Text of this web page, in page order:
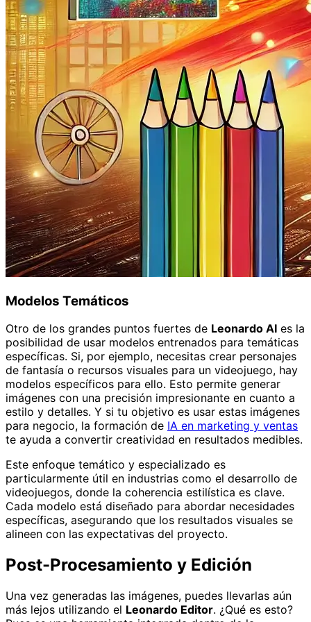
Modelos Temáticos
Otro de los grandes puntos fuertes de Leonardo AI es la
posibilidad de usar modelos entrenados para temáticas
específicas. Si, por ejemplo, necesitas crear personajes
de fantasía o recursos visuales para un videojuego, hay
modelos específicos para ello. Esto permite generar
imágenes con una precisión impresionante en cuanto a
estilo y detalles. Y si tu objetivo es usar estas imágenes
para negocio, la formación de IA en marketing y ventas
te ayuda a convertir creatividad en resultados medibles.
Este enfoque temático y especializado es
particularmente útil en industrias como el desarrollo de
videojuegos, donde la coherencia estilística es clave.
Cada modelo está diseñado para abordar necesidades
específicas, asegurando que los resultados visuales se
alineen con las expectativas del proyecto.
Post-Procesamiento y Edición
Una vez generadas las imágenes, puedes llevarlas aún
más lejos utilizando el Leonardo Editor. ¿Qué es esto?